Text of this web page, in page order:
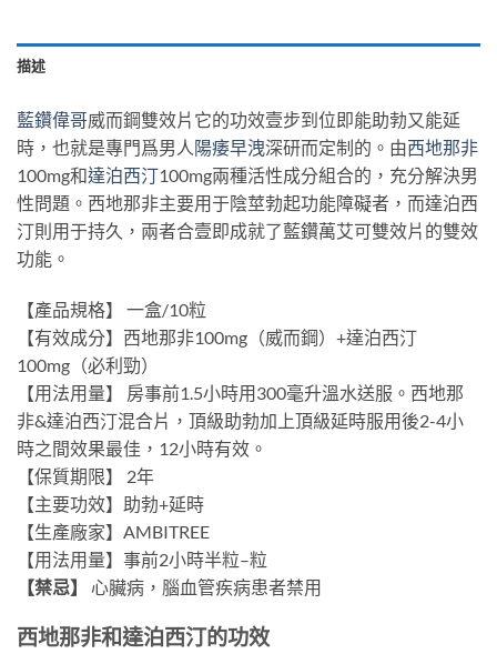
描述
藍鑽偉哥威而鋼雙效片它的功效壹步到位即能助勃又能延
時，也就是專門爲男人陽痿早洩深研而定制的。由西地那非
100mg和達泊西汀100mg兩種活性成分組合的，充分解決男
性問題。西地那非主要用于陰莖勃起功能障礙者，而達泊西
汀則用于持久，兩者合壹即成就了藍鑽萬艾可雙效片的雙效
功能。
【產品規格】 一盒/10粒
【有效成分】西地那非100mg（威而鋼）+達泊西汀
100mg（必利勁）
【用法用量】 房事前1.5小時用300毫升溫水送服。西地那
非&達泊西汀混合片，頂級助勃加上頂級延時服用後2-4小
時之間效果最佳，12小時有效。
【保質期限】 2年
【主要功效】助勃+延時
【生產廠家】AMBITREE
【用法用量】事前2小時半粒–粒
【禁忌】
心臟病，腦血管疾病患者禁用
西地那非和達泊西汀的功效